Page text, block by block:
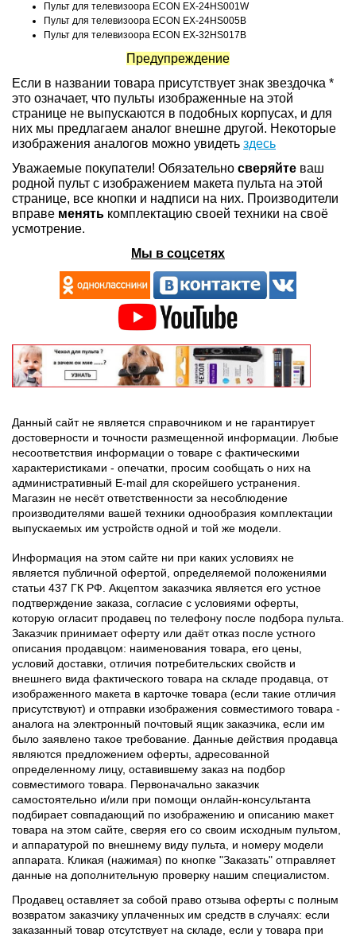
Пульт для телевизоора ECON EX-24HS001W
Пульт для телевизоора ECON EX-24HS005B
Пульт для телевизоора ECON EX-32HS017B
Предупреждение
Если в названии товара присутствует знак звездочка *
это означает, что пульты изображенные на этой
странице не выпускаются в подобных корпусах, и для
них мы предлагаем аналог внешне другой. Некоторые
изображения аналогов можно увидеть здесь
Уважаемые покупатели! Обязательно сверяйте ваш
родной пульт с изображением макета пульта на этой
странице, все кнопки и надписи на них. Производители
вправе менять комплектацию своей техники на своё
усмотрение.
Мы в соцсетях
Данный сайт не является справочником и не гарантирует
достоверности и точности размещенной информации. Любые
несоответствия информации о товаре с фактическими
характеристиками - опечатки, просим сообщать о них на
административный E-mail для скорейшего устранения.
Магазин не несёт ответственности за несоблюдение
производителями вашей техники однообразия комплектации
выпускаемых им устройств одной и той же модели.
Информация на этом сайте ни при каких условиях не
является публичной офертой, определяемой положениями
статьи 437 ГК РФ. Акцептом заказчика является его устное
подтверждение заказа, согласие с условиями оферты,
которую огласит продавец по телефону после подбора пульта.
Заказчик принимает оферту или даёт отказ после устного
описания продавцом: наименования товара, его цены,
условий доставки, отличия потребительских свойств и
внешнего вида фактического товара на складе продавца, от
изображенного макета в карточке товара (если такие отличия
присутствуют) и отправки изображения совместимого товара -
аналога на электронный почтовый ящик заказчика, если им
было заявлено такое требование. Данные действия продавца
являются предложением оферты, адресованной
определенному лицу, оставившему заказ на подбор
совместимого товара. Первоначально заказчик
самостоятельно и/или при помощи онлайн-консультанта
подбирает совпадающий по изображению и описанию макет
товара на этом сайте, сверяя его со своим исходным пультом,
и аппаратурой по внешнему виду пульта, и номеру модели
аппарата. Кликая (нажимая) по кнопке "Заказать" отправляет
данные на дополнительную проверку нашим специалистом.
Продавец оставляет за собой право отзыва оферты с полным
возвратом заказчику уплаченных им средств в случаях: если
заказанный товар отсутствует на складе, если у товара при